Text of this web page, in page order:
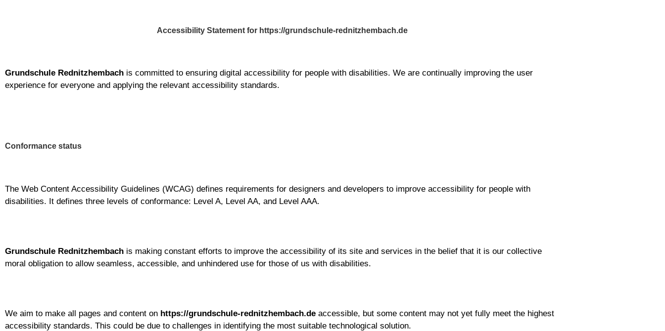
Accessibility Statement for https://grundschule-rednitzhembach.de
Grundschule Rednitzhembach is committed to ensuring digital accessibility for people with disabilities. We are continually improving the user
experience for everyone and applying the relevant accessibility standards.
Conformance status
The Web Content Accessibility Guidelines (WCAG) defines requirements for designers and developers to improve accessibility for people with
disabilities. It defines three levels of conformance: Level A, Level AA, and Level AAA.
Grundschule Rednitzhembach is making constant efforts to improve the accessibility of its site and services in the belief that it is our collective
moral obligation to allow seamless, accessible, and unhindered use for those of us with disabilities.
We aim to make all pages and content on https://grundschule-rednitzhembach.de accessible, but some content may not yet fully meet the highest
accessibility standards. This could be due to challenges in identifying the most suitable technological solution.